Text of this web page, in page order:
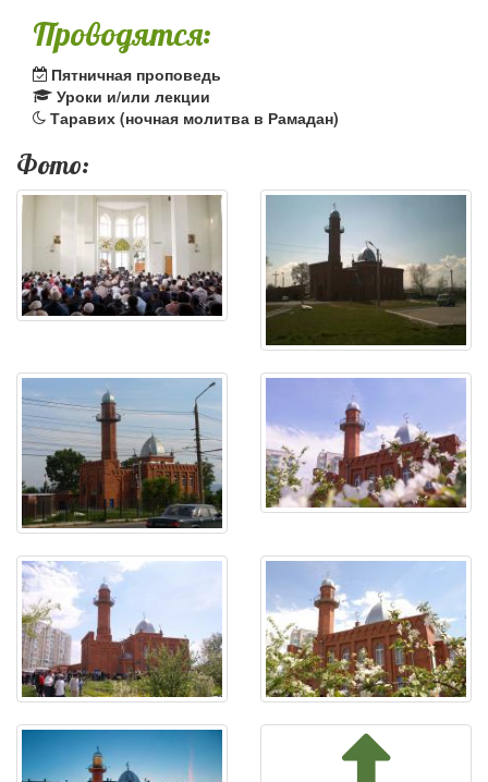
Проводятся:
Пятничная проповедь
Уроки и/или лекции
Таравих (ночная молитва в Рамадан)
Фото: